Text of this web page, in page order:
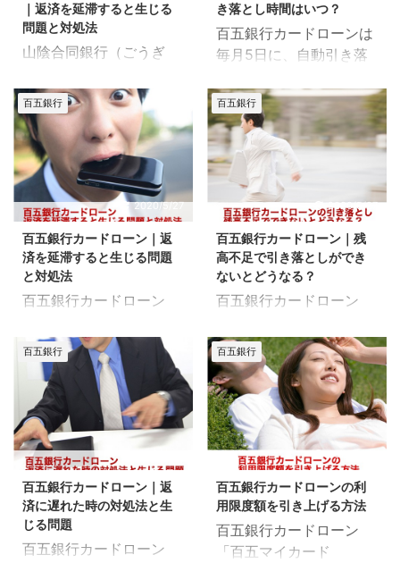
｜返済を延滞すると生じる
問題と対処法
山陰合同銀行（ごうぎ
を延滞すると、さまざま
なペナルティが生じま
す。 短期間の遅れならま
だしも、数ヶ月に渡って
滞納すると、延滞金もか
さみます。 では、返済を
延滞したらどうすればい
いのか？ どのようなペナ
ルティが生じるのか？ 詳
細をチェックしていきま
しょう。 延滞の定義｜遅
のポイント 延滞：61日
以上または3ヶ月以上の
返済遅れ 遅延：61日未
満の返済遅れ（短期間の
遅れ） 返済遅れを指す言
葉に「延滞」と「遅延」
の2つがあります。 同じ
ような言葉ですが、金融
業界では上 ...
き落とし時間はいつ？
百五銀行カードローンは
毎月5日に、自動引き落
す。 でも、5日の何時に
引き落としが行われるの
かは記載がありません。
では、何時に引き落とさ
れるのか？ 当日入金でも
間に合うのか？ 詳細をチ
ェックしていきましょ
う。 百五銀行カードロー
ンの引き落とし時間はい
つ？何時？ ここでのポイ
ント 百五銀行の店舗ごと
に異なる 引き落としのパ
ターンは3つある 百五銀
行カードローンの引き落
とし時間は、百五銀行の
店舗ごとに異なります。
なので、引き落とし日の
何時に処理が行われるの
か？正確に断言すること
ができませ ...
百五銀行
2020/5/27
百五銀行カードローン｜返
済を延滞すると生じる問題
と対処法
百五銀行カードローン
DREAM）の返済を長期
間滞納すると、延滞とい
う扱いになります。 短期
間の返済遅れよりも重い
ペナルティが生じ、最悪
の場合は強制解約になり
ます。 では、延滞すると
どのようなペナルティが
生じるのか？ 延滞した、
しそうな時はどうすれば
いいのか？ 詳しく見てい
百五銀行
2020/5/27
百五銀行カードローン｜残
高不足で引き落としができ
ないとどうなる？
百五銀行カードローン
DREAM）の返済は、毎
月5日に自動引き落とし
で行われます。 引き落と
し前日までに入金してお
けば、返済に遅れる心配
はありません。 ですが、
入金を忘れて残高不足を
起こすと、様々なペナル
ティが生じます。 ペナル
ティの詳細とあわせて、
残高不足を起こした時の
百五銀行
百五銀行カードローン｜返
済に遅れた時の対処法と生
じる問題
百五銀行カードローン
百五銀行
2020/5/27
百五銀行カードローンの利
用限度額を引き上げる方法
百五銀行カードローン
「百五マイカード